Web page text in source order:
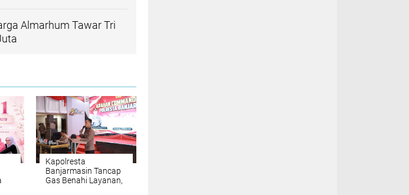
Almarhum Tawar Tri
Kapolresta
Banjarmasin Tancap
Gas Benahi Layanan,